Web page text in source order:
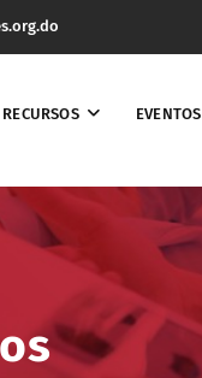
RECURSOS EVENTOS